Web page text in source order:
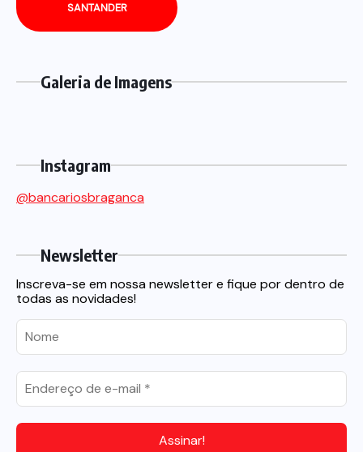
SANTANDER
Galeria de Imagens
Instagram
@bancariosbraganca
Newsletter
Inscreva-se em nossa newsletter e fique por dentro de
todas as novidades!